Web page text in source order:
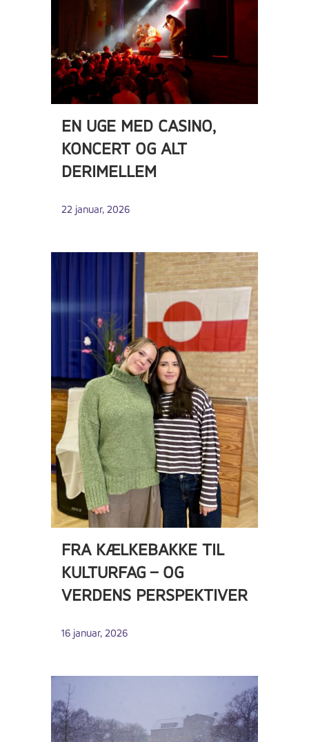
EN UGE MED CASINO,
KONCERT OG ALT
DERIMELLEM
22 januar, 2026
FRA KÆLKEBAKKE TIL
KULTURFAG – OG
VERDENS PERSPEKTIVER
16 januar, 2026